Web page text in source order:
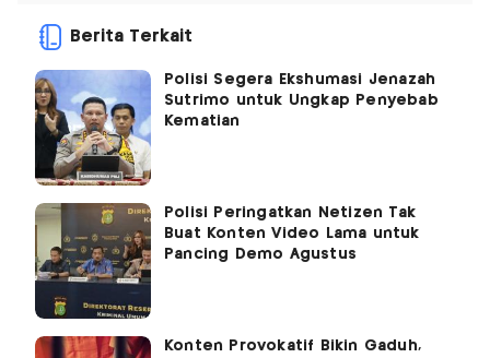
Berita Terkait
Polisi Segera Ekshumasi Jenazah
Sutrimo untuk Ungkap Penyebab
Kematian
Polisi Peringatkan Netizen Tak
Buat Konten Video Lama untuk
Pancing Demo Agustus
Konten Provokatif Bikin Gaduh,